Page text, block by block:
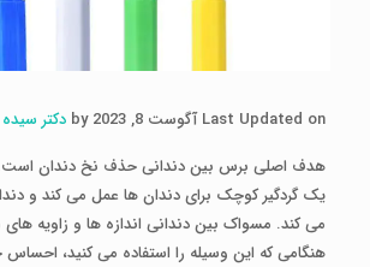
Last Updated on آگوست 8, 2023 by
دکتر
هدف اصلی برس بین دندانی حذف نخ دندان است.
یک گردگیر کوچک برای دندان ها عمل می کند و
می کند. مسواک بین دندانی اندازه ها و زاویه های
هنگامی که این وسیله را استفاده می کنید، احساس